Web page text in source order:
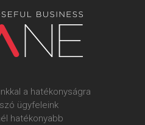
a hatékonyságra
ügyfeleink
hatékonyabb